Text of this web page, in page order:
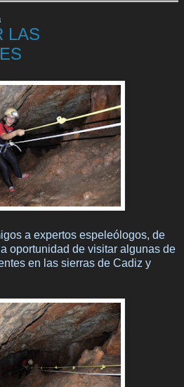
LAS
a expertos espeleólogos, de
oportunidad de visitar algunas de
en las sierras de Cadiz y